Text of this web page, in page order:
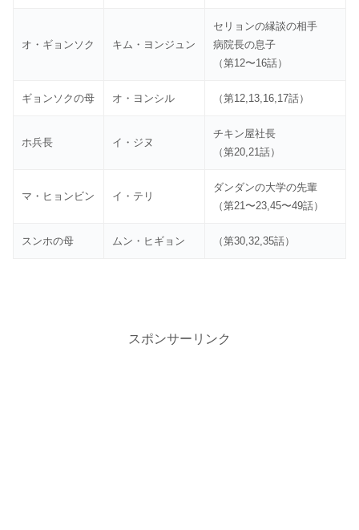
オ・ギョンソク キム・ヨンジュン
セリョンの縁談の相手
病院長の息子
（第12〜16話）
ギョンソクの母 オ・ヨンシル （第12,13,16,17話）
ホ兵長 イ・ジヌ
チキン屋社長
（第20,21話）
マ・ヒョンビン イ・テリ
ダンダンの大学の先輩
（第21〜23,45〜49話）
スンホの母 ムン・ヒギョン （第30,32,35話）
スポンサーリンク